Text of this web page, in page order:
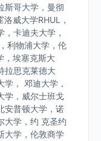
斯哥大学，曼彻
威大学RHUL，
卡迪夫大学，
利物浦大学，伦
，埃塞克斯大
拉思克莱德大
， 邓迪大学，
学，威尔士班戈
安普顿大学，诺
大学，约 克圣约
大学，伦敦商学